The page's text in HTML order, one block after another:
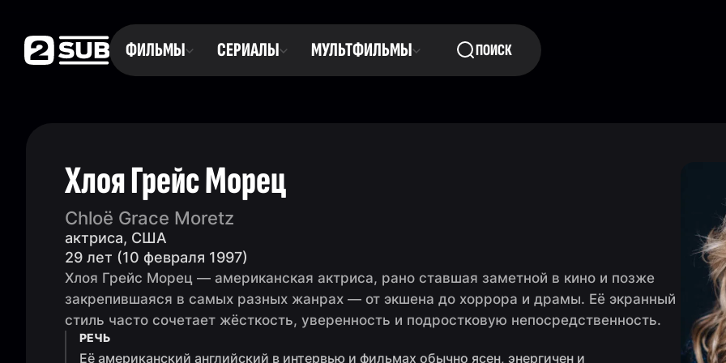
ФИЛЬМЫ СЕРИАЛЫ МУЛЬТФИЛЬМЫ ПОИСК
Хлоя Грейс Морец
Chloë Grace Moretz
актриса, США
29 лет (10 февраля 1997)
Хлоя Грейс Морец — американская актриса, рано ставшая заметной в кино и позже
закрепившаяся в самых разных жанрах — от экшена до хоррора и драмы. Её экранный
стиль часто сочетает жёсткость, уверенность и подростковую непосредственность.
РЕЧЬ
Её американский английский в интервью и фильмах обычно ясен, энергичен и